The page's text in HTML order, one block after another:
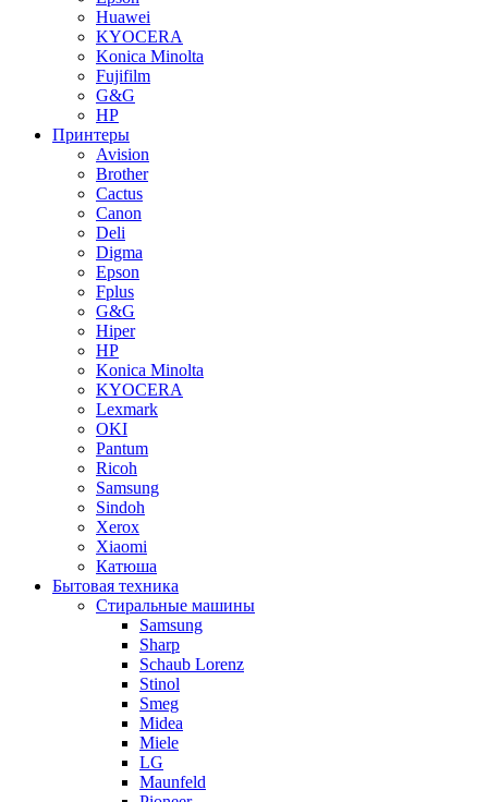
Huawei
KYOCERA
Konica Minolta
Fujifilm
G&G
HP
Принтеры
Avision
Brother
Cactus
Canon
Deli
Digma
Epson
Fplus
G&G
Hiper
HP
Konica Minolta
KYOCERA
Lexmark
OKI
Pantum
Ricoh
Samsung
Sindoh
Xerox
Xiaomi
Катюша
Бытовая техника
Стиральные машины
Samsung
Sharp
Schaub Lorenz
Stinol
Smeg
Midea
Miele
LG
Maunfeld